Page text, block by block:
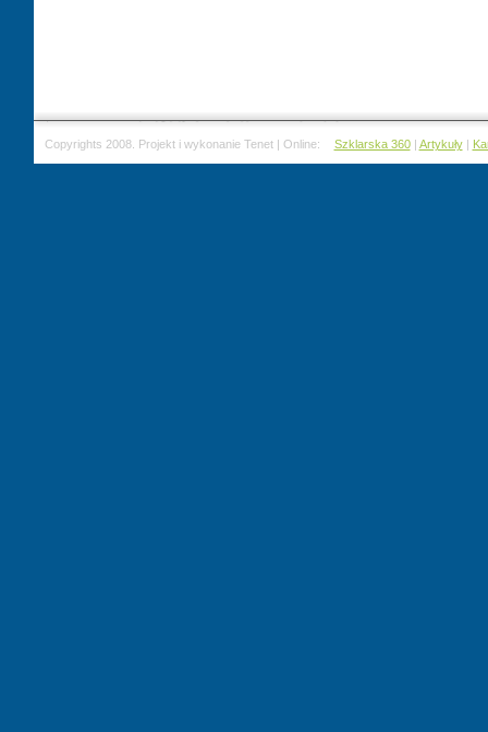
Copyrights 2008. Projekt i wykonanie Tenet | Online: Szklarska 360| Artykuły|